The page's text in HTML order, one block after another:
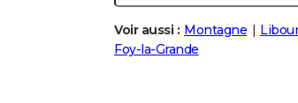
Voir aussi : Montagne
Foy-la-Grande